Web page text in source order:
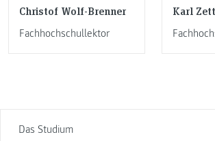
Das Studium
Christof Wolf-Brenner
Fachhochschullektor
Karl